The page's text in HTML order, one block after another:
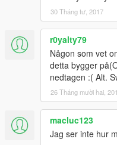
30 Tháng tư, 2017
r0yalty79
Någon som vet
detta bygger
nedtagen :( Alt.
26 Tháng mười hai,
macluc123
Jag ser inte hur